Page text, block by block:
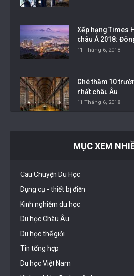
Xếp hạng Times
châu Á 2018:
11 Tháng 6, 2018
Ghé thăm 10
nhất châu Âu
11 Tháng 6, 2018
MỤC XEM
Câu Chuyện Du Học
Dụng cụ - thiết bị điện
Kinh nghiệm du học
Du học Châu Âu
Du học thế giới
Tin tổng hợp
Du học Việt Nam